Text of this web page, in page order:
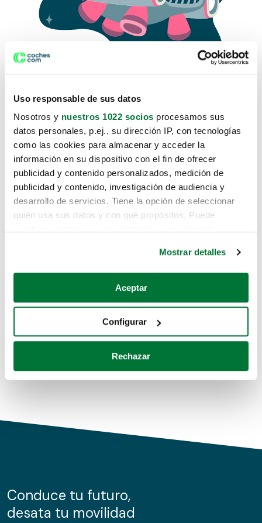
Uso responsable de sus datos
Nosotros y nuestros 1022 socios procesamos sus
datos personales, p.ej., su dirección IP, con tecnologías
como las cookies para almacenar y acceder la
información en su dispositivo con el fin de ofrecer
publicidad y contenido personalizados, medición de
publicidad y contenido, investigación de audiencia y
desarrollo de servicios. Tiene la opción de seleccionar
quién usa sus datos y con qué propósitos. Puede
Si lo permite, también quisiéramos:
Recopilar información sobre su ubicación geográfica
Identificar su dispositivo analizándolo activamente
para buscar características específicas (huellas
Obtenga más información sobre cómo se procesan sus
de cookies.
información sobre el uso que haga del sitio web con
nuestros partners de redes sociales, publicidad y análisis
Mostrar detalles
Aceptar
Configurar
Rechazar
Lo sentimos, no sabemos como
te hemos traido hasta aquí.
Pero puedes encontrar el coche que estás
buscando en alguno de estos enlaces:
Coches de segunda mano
Coches de km0
Conduce tu futuro,
desata tu movilidad